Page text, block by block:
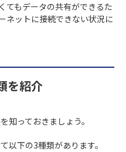
てもデータの共有ができるた
ネットに接続できない状況に
を紹介
知っておきましょう。
以下の3種類があります。